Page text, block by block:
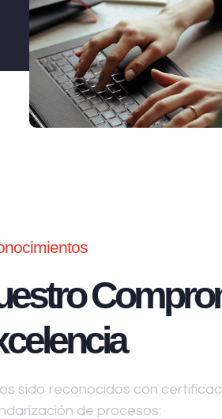
sido reconocidos con
de procesos: